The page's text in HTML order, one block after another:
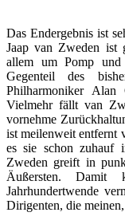
Das Endergebnis ist
Jaap van Zweden ist
allem um Pomp
Gegenteil des
Philharmoniker
Vielmehr fällt van
vornehme
ist meilenweit entfernt
es sie schon zuhauf
Zweden greift in
Äußersten. Damit
Jahrhundertwende
Dirigenten, die